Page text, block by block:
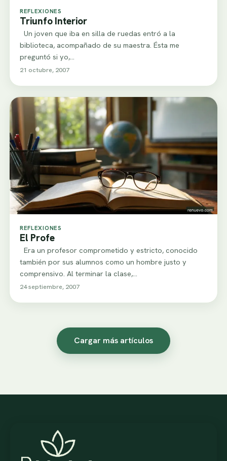
REFLEXIONES
Triunfo Interior
Un joven que iba en silla de ruedas entró a la
biblioteca, acompañado de su maestra. Ésta me
preguntó si yo,…
21 octubre, 2007
REFLEXIONES
El Profe
Era un profesor comprometido y estricto, conocido
también por sus alumnos como un hombre justo y
comprensivo. Al terminar la clase,…
24 septiembre, 2007
Cargar más artículos